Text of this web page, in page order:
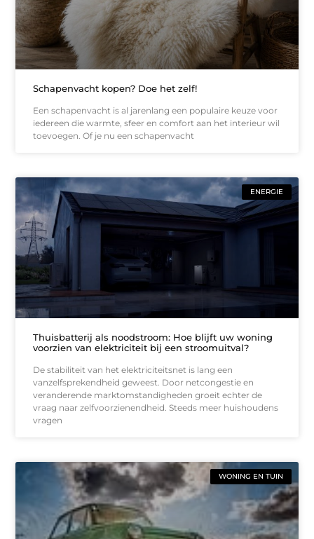
Schapenvacht kopen? Doe het zelf!
Een schapenvacht is al jarenlang een populaire keuze voor
iedereen die warmte, sfeer en comfort aan het interieur wil
toevoegen. Of je nu een schapenvacht
ENERGIE
Thuisbatterij als noodstroom: Hoe blijft uw woning
voorzien van elektriciteit bij een stroomuitval?
De stabiliteit van het elektriciteitsnet is lang een
vanzelfsprekendheid geweest. Door netcongestie en
veranderende marktomstandigheden groeit echter de
vraag naar zelfvoorzienendheid. Steeds meer huishoudens
vragen
WONING EN TUIN